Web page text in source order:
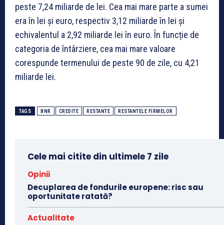
peste 7,24 miliarde de lei. Cea mai mare parte a sumei
era în lei și euro, respectiv 3,12 miliarde în lei și
echivalentul a 2,92 miliarde lei în euro. În funcție de
categoria de întârziere, cea mai mare valoare
corespunde termenului de peste 90 de zile, cu 4,21
miliarde lei.
TAGS BNR CREDITE RESTANTE RESTANTELE FIRMELOR
Cele mai citite din ultimele 7 zile
Opinii
Decuplarea de fondurile europene: risc sau
oportunitate ratată?
Actualitate